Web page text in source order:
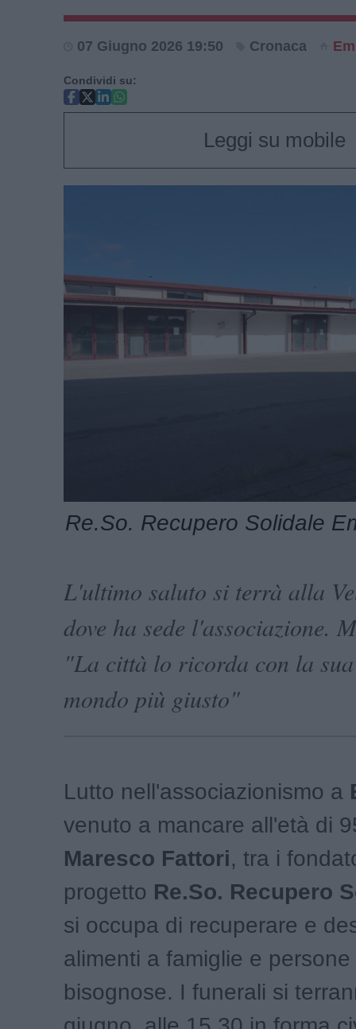
07 Giugno 2026 19:50 Cronaca
Condividi su:
Leggi su mobile
Re.So. Recupero Solidale
L'ultimo saluto si terrà alla
dove ha sede l'associazione.
"La città lo ricorda con la
mondo più giusto"
Lutto nell'associazionismo a
venuto a mancare all'età di
Maresco Fattori, tra i
progetto Re.So. Recupero
si occupa di recuperare e
alimenti a famiglie e persone
bisognose. I funerali si